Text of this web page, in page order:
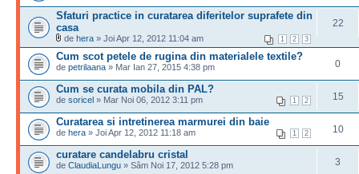
Sfaturi practice in curatarea diferitelor suprafete din
casa
1 2 3
de hera » Joi Apr 12, 2012 11:04 am
22
Cum scot petele de rugina din materialele textile?
de petrilaana » Mar Ian 27, 2015 4:38 pm 0
Cum se curata mobila din PAL?
1 2
de soricel » Mar Noi 06, 2012 3:11 pm 15
Curatarea si intretinerea marmurei din baie
1 2
de hera » Joi Apr 12, 2012 11:18 am 10
curatare candelabru cristal
de ClaudiaLungu » Sâm Noi 17, 2012 5:28 pm 3